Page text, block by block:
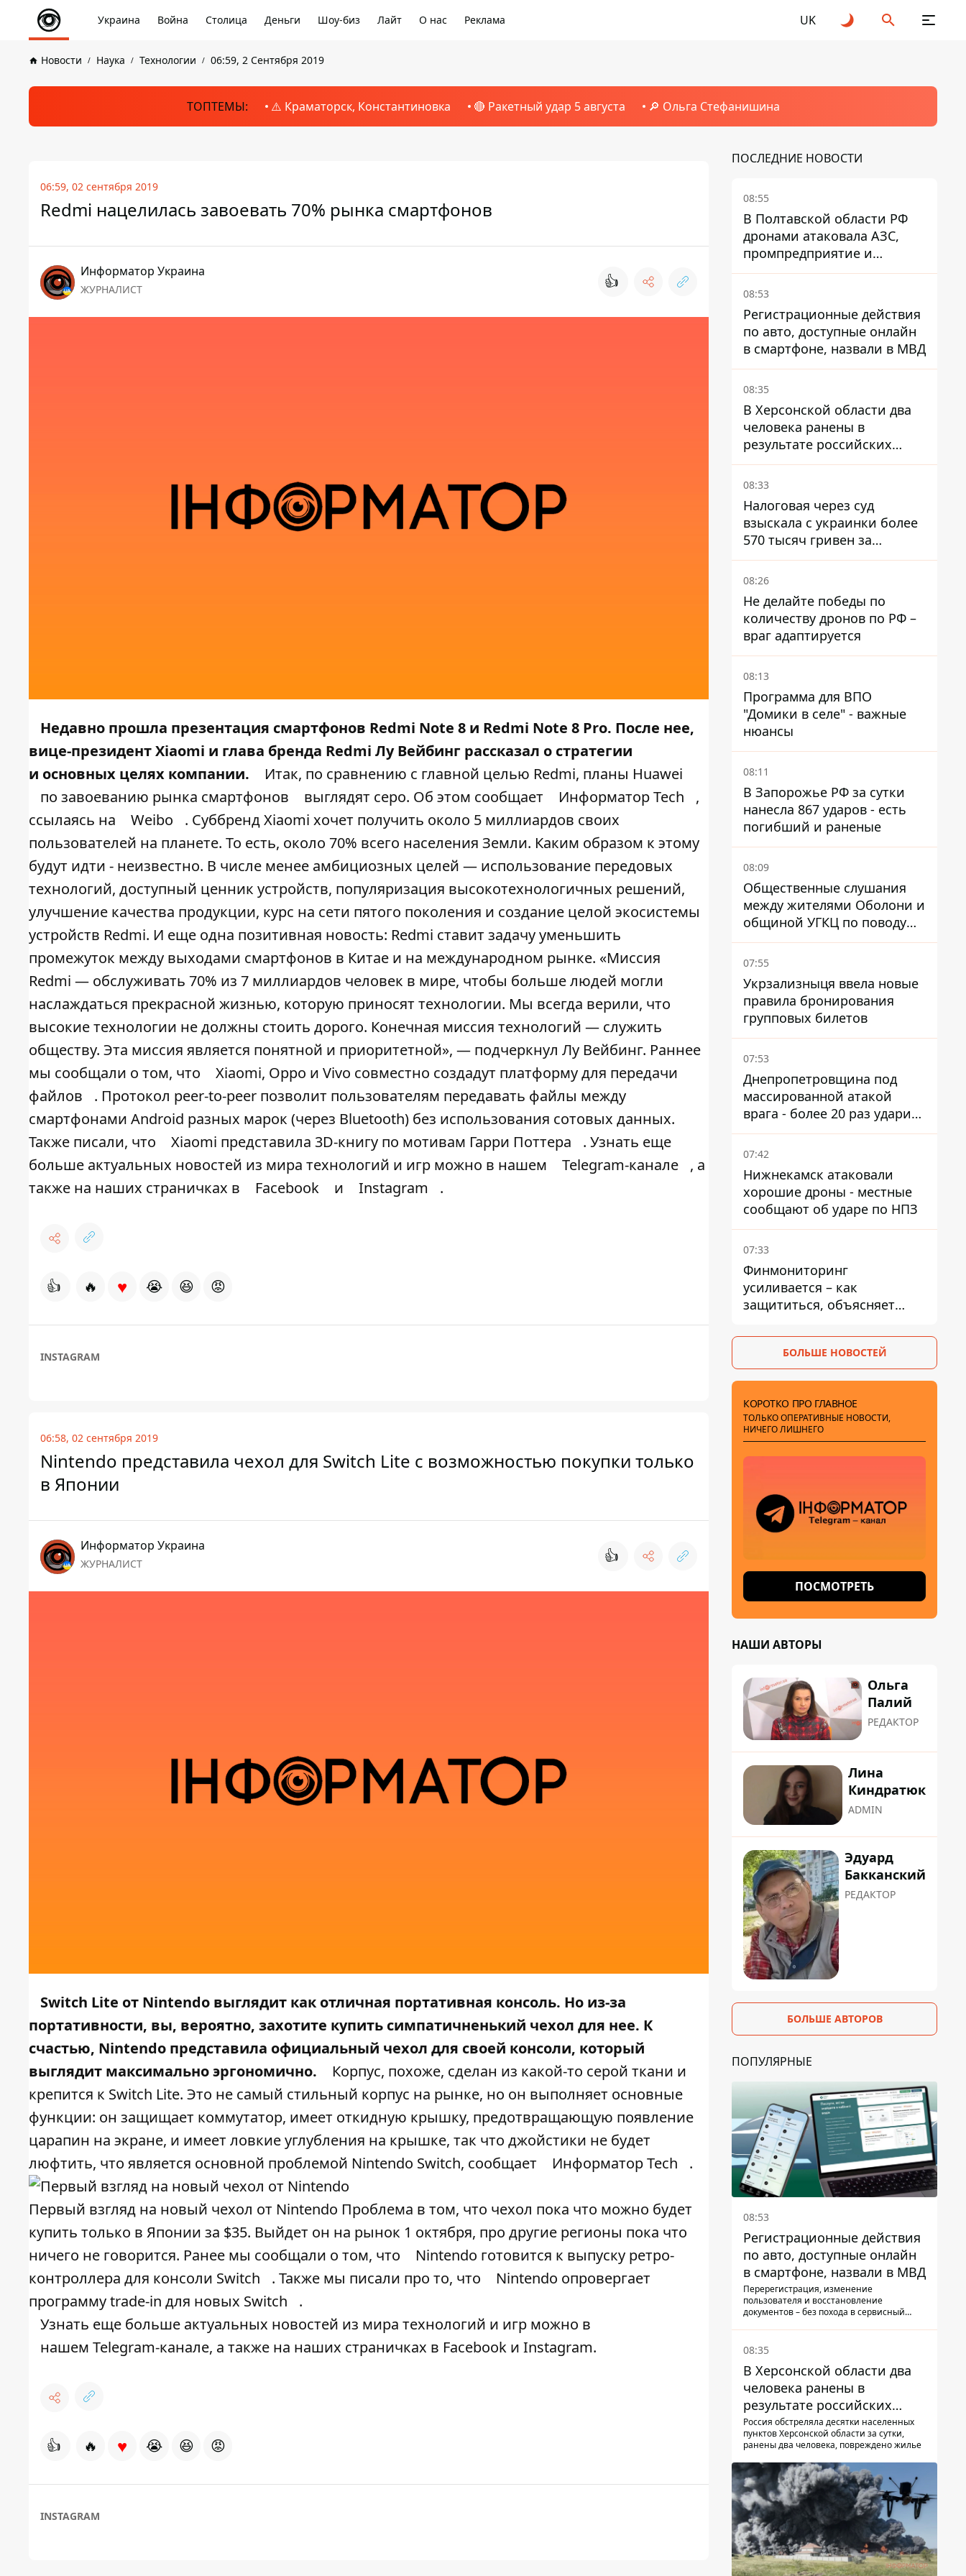
Украина Война Столица Деньги Шоу-биз Лайт О нас Реклама UK
Новости Наука Технологии 06:59, 2 Сентября 2019
ТОПТЕМЫ: ⚠️ Краматорск, Константиновка 🔴 Ракетный удар 5 августа 🔎 Ольга Стефанишина
06:59, 02 сентября 2019
Redmi нацелилась завоевать 70% рынка смартфонов
Информатор Украина
ЖУРНАЛИСТ 👍
Недавно прошла презентация смартфонов Redmi Note 8 и Redmi Note 8 Pro. После нее,
вице-президент Xiaomi и глава бренда Redmi Лу Вейбинг рассказал о стратегии
и основных целях компании.
Итак, по сравнению с главной целью Redmi, планы Huawei
по завоеванию рынка смартфонов
выглядят серо. Об этом сообщает Информатор Tech
,
ссылаясь на
Weibo
. Суббренд Xiaomi хочет получить около 5 миллиардов своих
пользователей на планете. То есть, около 70% всего населения Земли. Каким образом к этому
будут идти - неизвестно. В числе менее амбициозных целей — использование передовых
технологий, доступный ценник устройств, популяризация высокотехнологичных решений,
улучшение качества продукции, курс на сети пятого поколения и создание целой экосистемы
устройств Redmi. И еще одна позитивная новость: Redmi ставит задачу уменьшить
промежуток между выходами смартфонов в Китае и на международном рынке. «Миссия
Redmi — обслуживать 70% из 7 миллиардов человек в мире, чтобы больше людей могли
наслаждаться прекрасной жизнью, которую приносят технологии. Мы всегда верили, что
высокие технологии не должны стоить дорого. Конечная миссия технологий — служить
обществу. Эта миссия является понятной и приоритетной», — подчеркнул Лу Вейбинг. Раннее
мы сообщали о том, что
Xiaomi, Oppo и Vivo совместно создадут платформу для передачи
файлов
. Протокол peer-to-peer позволит пользователям передавать файлы между
смартфонами Android разных марок (через Bluetooth) без использования сотовых данных.
Также писали, что
Xiaomi представила 3D-книгу по мотивам Гарри Поттера
. Узнать еще
больше актуальных новостей из мира технологий и игр можно в нашем
Telegram-канале
, а
также на наших страничках в
Facebook и Instagram .
👍 🔥 ♥ 😭 😆 😡
INSTAGRAM
06:58, 02 сентября 2019
Nintendo представила чехол для Switch Lite с возможностью покупки только
в Японии
Информатор Украина
ЖУРНАЛИСТ 👍
Switch Lite от Nintendo выглядит как отличная портативная консоль. Но из-за
портативности, вы, вероятно, захотите купить симпатичненький чехол для нее. К
счастью, Nintendo представила официальный чехол для своей консоли, который
выглядит максимально эргономично.
Корпус, похоже, сделан из какой-то серой ткани и
крепится к Switch Lite. Это не самый стильный корпус на рынке, но он выполняет основные
функции: он защищает коммутатор, имеет откидную крышку, предотвращающую появление
царапин на экране, и имеет ловкие углубления на крышке, так что джойстики не будет
люфтить, что является основной проблемой Nintendo Switch, сообщает
Информатор Tech .
Первый взгляд на новый чехол от Nintendo Проблема в том, что чехол пока что можно будет
купить только в Японии за $35. Выйдет он на рынок 1 октября, про другие регионы пока что
ничего не говорится. Ранее мы сообщали о том, что
Nintendo готовится к выпуску ретро-
контроллера для консоли Switch
. Также мы писали про то, что
Nintendo опровергает
программу trade-in для новых Switch
.
Узнать еще больше актуальных новостей из мира технологий и игр можно в
нашем Telegram-канале, а также на наших страничках в Facebook и Instagram.
👍 🔥 ♥ 😭 😆 😡
INSTAGRAM
ПОСЛЕДНИЕ НОВОСТИ
08:55
В Полтавской области РФ
дронами атаковала АЗС,
промпредприятие и
частный дом
08:53
Регистрационные действия
по авто, доступные онлайн
в смартфоне, назвали в МВД
08:35
В Херсонской области два
человека ранены в
результате российских
обстрелов, повреждены
дома
08:33
Налоговая через суд
взыскала с украинки более
570 тысяч гривен за
заработок на OnlyFans
08:26
Не делайте победы по
количеству дронов по РФ –
враг адаптируется
08:13
Программа для ВПО
"Домики в селе" - важные
нюансы
08:11
В Запорожье РФ за сутки
нанесла 867 ударов - есть
погибший и раненые
08:09
Общественные слушания
между жителями Оболони и
общиной УГКЦ по поводу
храма сорвались
07:55
Укрзализныця ввела новые
правила бронирования
групповых билетов
07:53
Днепропетровщина под
массированной атакой
врага - более 20 раз ударил
дронами и артиллерией
07:42
Нижнекамск атаковали
хорошие дроны - местные
сообщают об ударе по НПЗ
07:33
Финмониторинг
усиливается – как
защититься, объясняет
БОЛЬШЕ НОВОСТЕЙ
КОРОТКО ПРО ГЛАВНОЕ
ТОЛЬКО ОПЕРАТИВНЫЕ НОВОСТИ,
НИЧЕГО ЛИШНЕГО
ПОСМОТРЕТЬ
НАШИ АВТОРЫ
Ольга
Палий
РЕДАКТОР
Лина
Киндратюк
ADMIN
Эдуард
Бакканский
РЕДАКТОР
БОЛЬШЕ АВТОРОВ
ПОПУЛЯРНЫЕ
08:53
Регистрационные действия
по авто, доступные онлайн
в смартфоне, назвали в МВД
Перерегистрация, изменение
пользователя и восстановление
документов – без похода в сервисный
08:35
В Херсонской области два
человека ранены в
результате российских
обстрелов, повреждены
дома
Россия обстреляла десятки населенных
пунктов Херсонской области за сутки,
ранены два человека, повреждено жилье